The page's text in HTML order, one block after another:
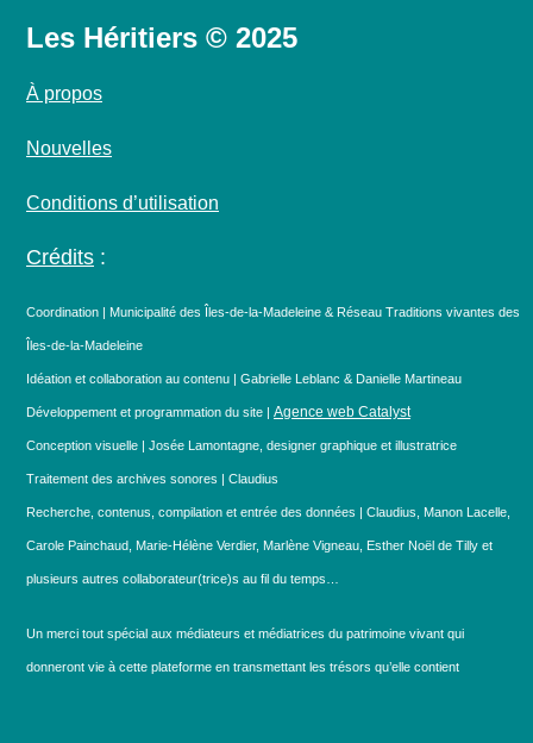
Les Héritiers © 2025
À propos
Nouvelles
Conditions d’utilisation
Crédits :
Coordination | Municipalité des Îles-de-la-Madeleine & Réseau Traditions vivantes des
Îles-de-la-Madeleine
Idéation et collaboration au contenu | Gabrielle Leblanc & Danielle Martineau
Développement et programmation du site | Agence web Catalyst
Conception visuelle | Josée Lamontagne, designer graphique et illustratrice
Traitement des archives sonores | Claudius
Recherche, contenus, compilation et entrée des données | Claudius, Manon Lacelle,
Carole Painchaud, Marie-Hélène Verdier, Marlène Vigneau, Esther Noël de Tilly et
plusieurs autres collaborateur(trice)s au fil du temps…
Un merci tout spécial aux médiateurs et médiatrices du patrimoine vivant qui
donneront vie à cette plateforme en transmettant les trésors qu’elle contient